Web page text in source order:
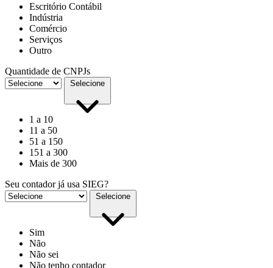
Escritório Contábil
Indústria
Comércio
Serviços
Outro
Quantidade de CNPJs
Selecione
1 a 10
11 a 50
51 a 150
151 a 300
Mais de 300
Seu contador já usa SIEG?
Selecione
Sim
Não
Não sei
Não tenho contador